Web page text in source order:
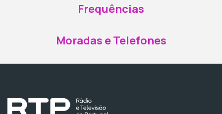
Frequências
Moradas e Telefones